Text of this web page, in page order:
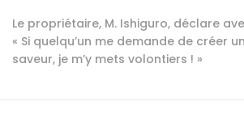
Le propriétaire, M. Ishiguro, déclare
« Si quelqu’un me demande de créer
saveur, je m’y mets volontiers ! »